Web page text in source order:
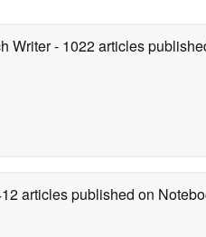
Writer- 1022 articles
articles published on